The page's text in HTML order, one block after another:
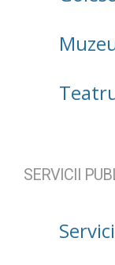
SERVICII